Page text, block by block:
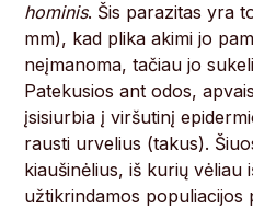
hominis. Šis parazitas yra
mm), kad plika akimi jo
neįmanoma, tačiau jo
Patekusios ant odos,
įsisiurbia į viršutinį
rausti urvelius (takus).
kiaušinėlius, iš kurių vėliau
užtikrindamos populiacijos